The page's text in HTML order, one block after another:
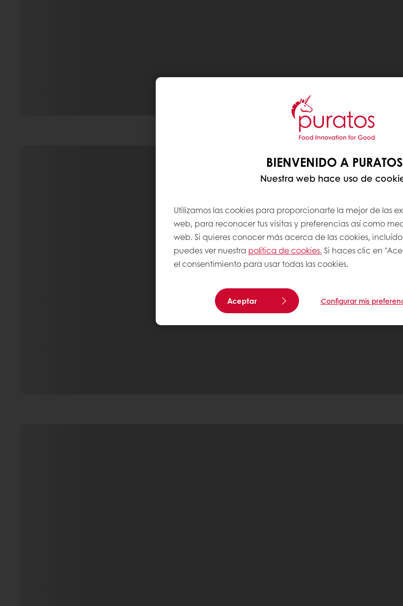
BIENVENIDO A PURATOS
Nuestra web hace uso de
Utilizamos las cookies para proporcionarte la mejor de las
web, para reconocer tus visitas y preferencias así como
web. Si quieres conocer más acerca de las cookies,
puedes ver nuestra política de cookies. Si haces clic en
el consentimiento para usar todas las cookies.
Aceptar Configurar mis